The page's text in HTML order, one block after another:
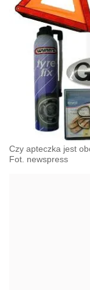
Czy apteczka jest
Fot. newspress